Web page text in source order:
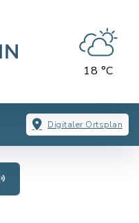
18 °C
Digitaler Ortsplan